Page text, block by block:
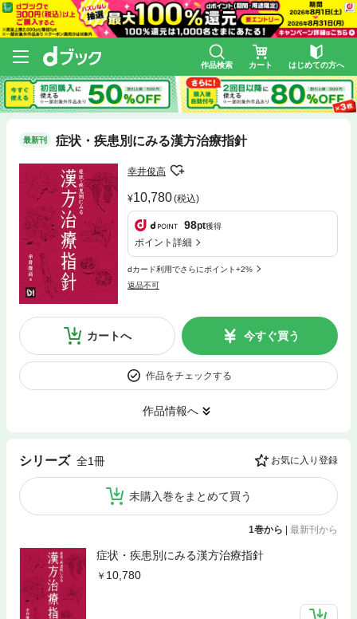
作品検索 カート はじめての方へ
最新刊 症状・疾患別にみる漢方治療指針
幸井俊高
10,780(税込)
98pt獲得
ポイント詳細
dカード利用でさらにポイント+2%
返品不可
カートへ 今すぐ買う
作品をチェックする
作品情報へ
シリーズ 全1冊 お気に入り登録
未購入巻をまとめて買う
1巻から | 最新刊から
症状・疾患別にみる漢方治療指針
10,780